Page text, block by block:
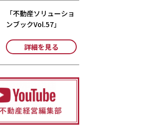
「不動産ソリューショ
ンブックVol.57」
詳細を見る